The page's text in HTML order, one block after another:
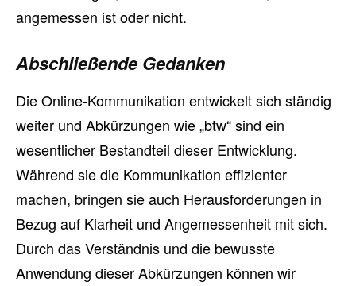
angemessen ist oder nicht.
Abschließende Gedanken
Die Online-Kommunikation entwickelt sich ständig
weiter und Abkürzungen wie „btw“ sind ein
wesentlicher Bestandteil dieser Entwicklung.
Während sie die Kommunikation effizienter
machen, bringen sie auch Herausforderungen in
Bezug auf Klarheit und Angemessenheit mit sich.
Durch das Verständnis und die bewusste
Anwendung dieser Abkürzungen können wir